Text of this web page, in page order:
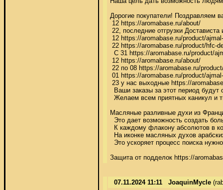
Дорогие покупатели! Поздравляем
12 https://aromabase.ru/about/
22, последние отгрузки
12 https://aromabase.ru/product/
22 https://aromabase.ru/product/hfc-
С 31 https://aromabase.ru/
12 https://aromabase.ru/about/
22 по 08 https://aromabase.ru/
01 https://aromabase.ru/product/
23 у нас выходные https://
Ваши заказы за этот период будут
Желаем всем приятных каникул и
Масляные разливные духи из
Это дает возможность создать
К каждому флакону абсолютов в
На иконке масляных духов арабских
Это ускоряет процесс поиска
Защита от подделок https://
07.11.2024 11:11 JoaquinMycle